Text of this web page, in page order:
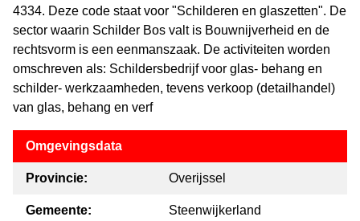
4334. Deze code staat voor "Schilderen en glaszetten". De
sector waarin Schilder Bos valt is Bouwnijverheid en de
rechtsvorm is een eenmanszaak. De activiteiten worden
omschreven als: Schildersbedrijf voor glas- behang en
schilder- werkzaamheden, tevens verkoop (detailhandel)
van glas, behang en verf
Omgevingsdata
Provincie: Overijssel
Gemeente: Steenwijkerland